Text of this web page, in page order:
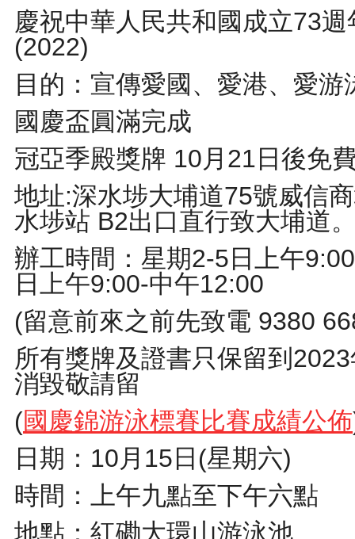
慶祝中華人民共和國成立73
(2022)
目的：宣傳愛國、愛港、愛游
國慶盃圓滿完成
冠亞季殿獎牌 10月21日後免
地址:深水埗大埔道75號威信
水埗站 B2出口直行致大埔道
辦工時間：星期2-5日上午
日上午9:00-中午12:00
(留意前來之前先致電 9380
所有獎牌及證書只保留到
消毀敬請留
(國慶錦游泳標賽比賽成績公佈
日期：10月15日(星期六)
時間：上午九點至下午六點
地點：紅磡大環山游泳池